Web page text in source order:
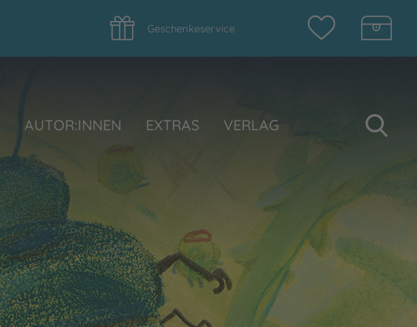
Geschenkeservice
AUTOR:INNEN EXTRAS VERLAG